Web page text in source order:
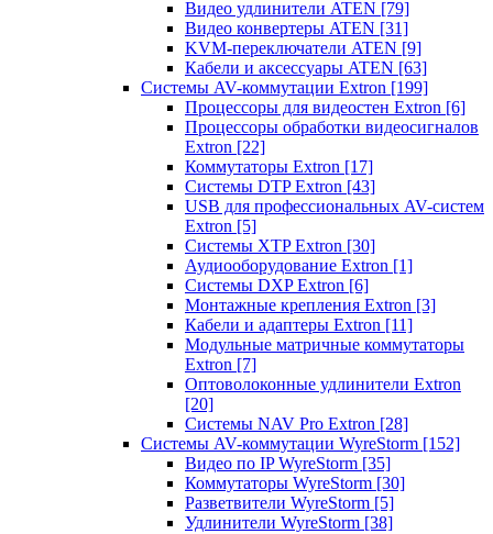
Видео удлинители ATEN [79]
Видео конвертеры ATEN [31]
KVM-переключатели ATEN [9]
Кабели и аксессуары ATEN [63]
Системы AV-коммутации Extron [199]
Процессоры для видеостен Extron [6]
Процессоры обработки видеосигналов
Extron [22]
Коммутаторы Extron [17]
Системы DTP Extron [43]
USB для профессиональных AV-систем
Extron [5]
Системы XTP Extron [30]
Аудиооборудование Extron [1]
Системы DXP Extron [6]
Монтажные крепления Extron [3]
Кабели и адаптеры Extron [11]
Модульные матричные коммутаторы
Extron [7]
Оптоволоконные удлинители Extron
[20]
Системы NAV Pro Extron [28]
Системы AV-коммутации WyreStorm [152]
Видео по IP WyreStorm [35]
Коммутаторы WyreStorm [30]
Разветвители WyreStorm [5]
Удлинители WyreStorm [38]